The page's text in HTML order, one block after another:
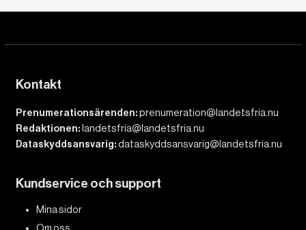
Kontakt
Prenumerationsärenden:prenumeration@landetsfria.nu
Redaktionen: landetsfria@landetsfria.nu
Dataskyddsansvarig:dataskyddsansvarig@landetsfria.nu
Kundservice och support
Mina sidor